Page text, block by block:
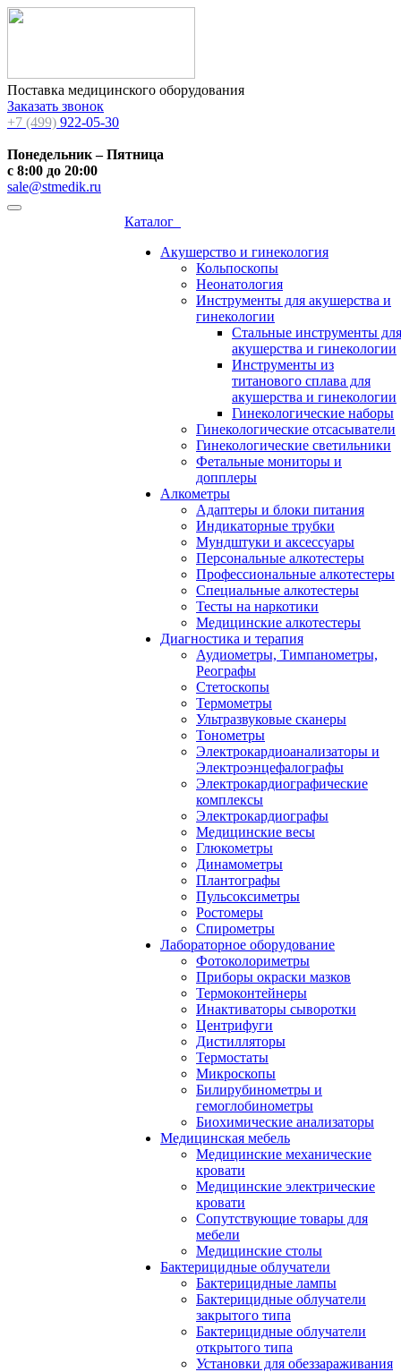
Поставка медицинского оборудования
Заказать звонок
+7 (499) 922-05-30
Понедельник – Пятница
с 8:00 до 20:00
sale@stmedik.ru
Каталог
Акушерство и гинекология
Кольпоскопы
Неонатология
Инструменты для акушерства и
гинекологии
Стальные инструменты для
акушерства и гинекологии
Инструменты из
титанового сплава для
акушерства и гинекологии
Гинекологические наборы
Гинекологические отсасыватели
Гинекологические светильники
Фетальные мониторы и
допплеры
Алкометры
Адаптеры и блоки питания
Индикаторные трубки
Мундштуки и аксессуары
Персональные алкотестеры
Профессиональные алкотестеры
Специальные алкотестеры
Тесты на наркотики
Медицинские алкотестеры
Диагностика и терапия
Аудиометры, Тимпанометры,
Реографы
Стетоскопы
Термометры
Ультразвуковые сканеры
Тонометры
Электрокардиоанализаторы и
Электроэнцефалографы
Электрокардиографические
комплексы
Электрокардиографы
Медицинские весы
Глюкометры
Динамометры
Плантографы
Пульсоксиметры
Ростомеры
Спирометры
Лабораторное оборудование
Фотоколориметры
Приборы окраски мазков
Термоконтейнеры
Инактиваторы сыворотки
Центрифуги
Дистилляторы
Термостаты
Микроскопы
Билирубинометры и
гемоглобинометры
Биохимические анализаторы
Медицинская мебель
Медицинские механические
кровати
Медицинские электрические
кровати
Сопутствующие товары для
мебели
Медицинские столы
Бактерицидные облучатели
Бактерицидные лампы
Бактерицидные облучатели
закрытого типа
Бактерицидные облучатели
открытого типа
Установки для обеззараживания